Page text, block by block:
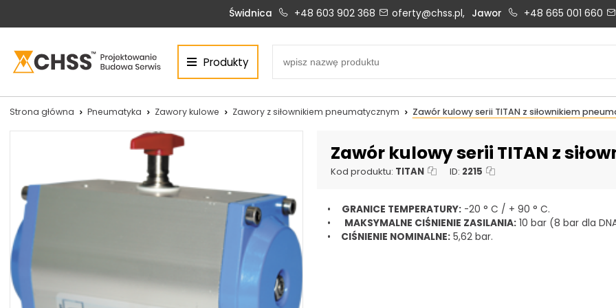
Centrum Hydrauliki Siłowej Świdnica
CHSS.PL DAWID WOŹNY
Biuro obsługi klienta:
+48 603 902 368
PN-PT: 6:30 - 16:00
+48 603 902 368
Siłowniki:
Serwis:
+48 536 202 250
+48 609 877 288
serwis@chss.pl
+48 669 834 274
uszczelnienia@chss.pl
+48 731 349 406
info@chss.pl
Świdnica +48 603 902 368 oferty@chss.pl, Jawor +48 665 001 660
Produkty
Strona główna Pneumatyka Zawory kulowe Zawory z siłownikiem pneumatycznym Zawór kulowy serii TITAN z siłownikiem
Zawór kulowy serii TITAN z
Kod produktu: TITAN ID: 2215
• GRANICE TEMPERATURY: -20 ° C / + 90 ° C.
• MAKSYMALNE CIŚNIENIE ZASILANIA: 10 bar (8 bar dla
•
CIŚNIENIE NOMINALNE: 5,62 bar.